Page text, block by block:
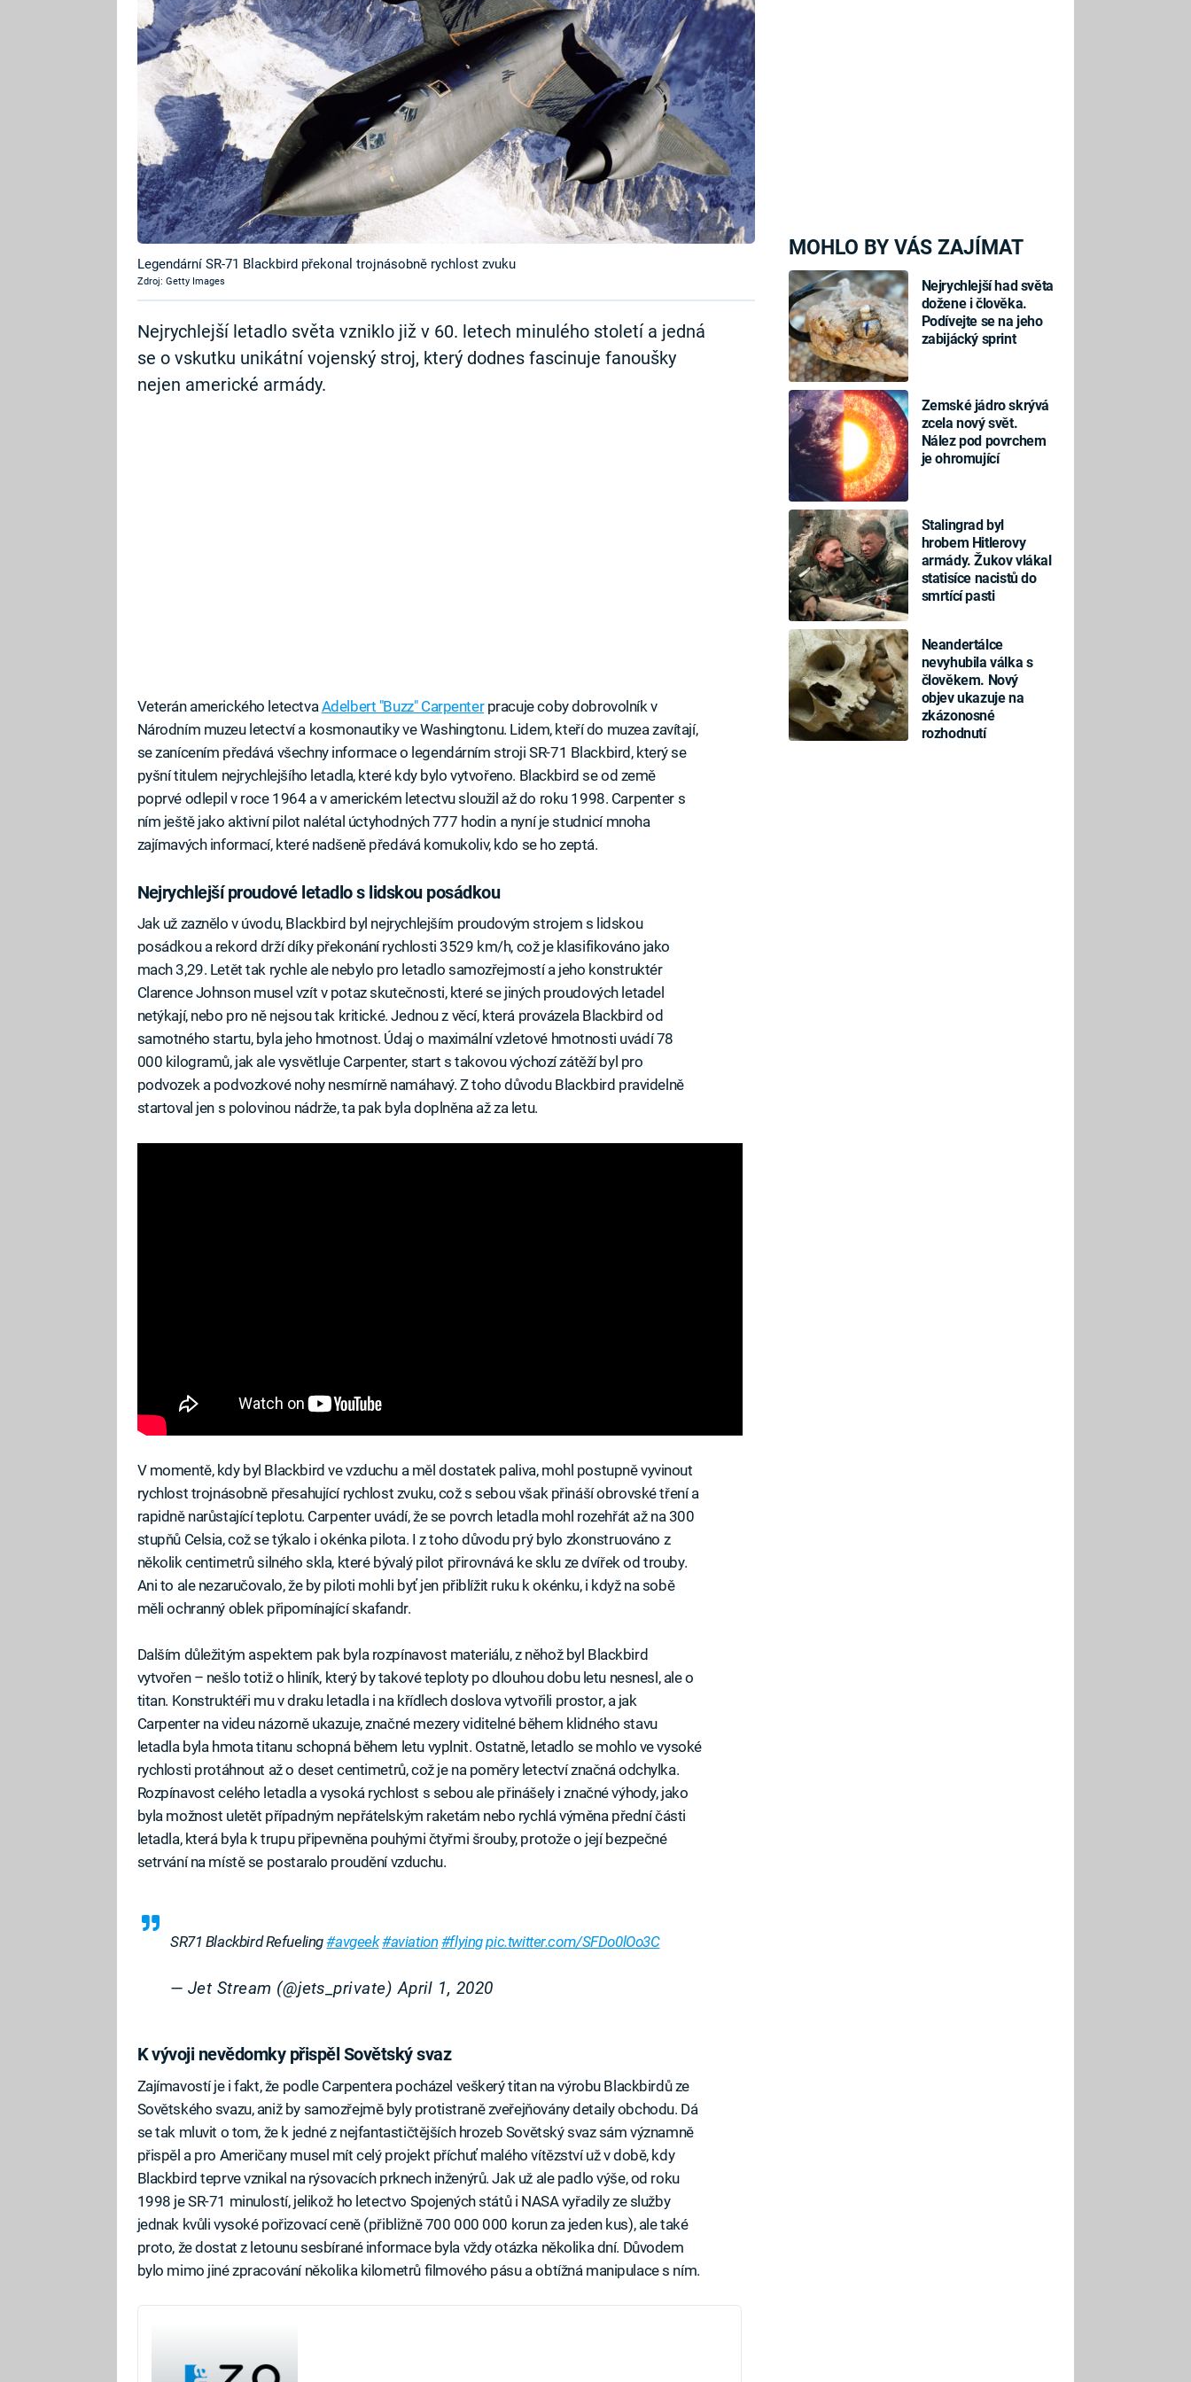
MOHLO BY VÁS ZAJÍMAT
Nejrychlejší had světa
dožene i člověka.
Podívejte se na jeho
zabijácký sprint
Zemské jádro skrývá
zcela nový svět.
Nález pod povrchem
je ohromující
Stalingrad byl
hrobem Hitlerovy
armády. Žukov vlákal
statisíce nacistů do
smrtící pasti
Neandertálce
nevyhubila válka s
člověkem. Nový
objev ukazuje na
zkázonosné
rozhodnutí
Legendární SR-71 Blackbird překonal trojnásobně rychlost zvuku
Zdroj: Getty Images
Nejrychlejší letadlo světa vzniklo již v 60. letech minulého století a jedná
se o vskutku unikátní vojenský stroj, který dodnes fascinuje fanoušky
nejen americké armády.
Veterán amerického letectva Adelbert "Buzz" Carpenterpracuje coby dobrovolník v
Národním muzeu letectví a kosmonautiky ve Washingtonu. Lidem, kteří do muzea zavítají,
se zanícením předává všechny informace o legendárním stroji SR-71 Blackbird, který se
pyšní titulem nejrychlejšího letadla, které kdy bylo vytvořeno. Blackbird se od země
poprvé odlepil v roce 1964 a v americkém letectvu sloužil až do roku 1998. Carpenter s
ním ještě jako aktivní pilot nalétal úctyhodných 777 hodin a nyní je studnicí mnoha
zajímavých informací, které nadšeně předává komukoliv, kdo se ho zeptá.
Nejrychlejší proudové letadlo s lidskou posádkou
Jak už zaznělo v úvodu, Blackbird byl nejrychlejším proudovým strojem s lidskou
posádkou a rekord drží díky překonání rychlosti 3529 km/h, což je klasifikováno jako
mach 3,29. Letět tak rychle ale nebylo pro letadlo samozřejmostí a jeho konstruktér
Clarence Johnson musel vzít v potaz skutečnosti, které se jiných proudových letadel
netýkají, nebo pro ně nejsou tak kritické. Jednou z věcí, která provázela Blackbird od
samotného startu, byla jeho hmotnost. Údaj o maximální vzletové hmotnosti uvádí 78
000 kilogramů, jak ale vysvětluje Carpenter, start s takovou výchozí zátěží byl pro
podvozek a podvozkové nohy nesmírně namáhavý. Z toho důvodu Blackbird pravidelně
startoval jen s polovinou nádrže, ta pak byla doplněna až za letu.
V momentě, kdy byl Blackbird ve vzduchu a měl dostatek paliva, mohl postupně vyvinout
rychlost trojnásobně přesahující rychlost zvuku, což s sebou však přináší obrovské tření a
rapidně narůstající teplotu. Carpenter uvádí, že se povrch letadla mohl rozehřát až na 300
stupňů Celsia, což se týkalo i okénka pilota. I z toho důvodu prý bylo zkonstruováno z
několik centimetrů silného skla, které bývalý pilot přirovnává ke sklu ze dvířek od trouby.
Ani to ale nezaručovalo, že by piloti mohli byť jen přiblížit ruku k okénku, i když na sobě
měli ochranný oblek připomínající skafandr.
Dalším důležitým aspektem pak byla rozpínavost materiálu, z něhož byl Blackbird
vytvořen – nešlo totiž o hliník, který by takové teploty po dlouhou dobu letu nesnesl, ale o
titan. Konstruktéři mu v draku letadla i na křídlech doslova vytvořili prostor, a jak
Carpenter na videu názorně ukazuje, značné mezery viditelné během klidného stavu
letadla byla hmota titanu schopná během letu vyplnit. Ostatně, letadlo se mohlo ve vysoké
rychlosti protáhnout až o deset centimetrů, což je na poměry letectví značná odchylka.
Rozpínavost celého letadla a vysoká rychlost s sebou ale přinášely i značné výhody, jako
byla možnost uletět případným nepřátelským raketám nebo rychlá výměna přední části
letadla, která byla k trupu připevněna pouhými čtyřmi šrouby, protože o její bezpečné
setrvání na místě se postaralo proudění vzduchu.
SR71 Blackbird Refueling#avgeek#aviation #flyingpic.twitter.com/SFDo0lOo3C
— Jet Stream (@jets_private)April 1, 2020
K vývoji nevědomky přispěl Sovětský svaz
Zajímavostí je i fakt, že podle Carpentera pocházel veškerý titan na výrobu Blackbirdů ze
Sovětského svazu, aniž by samozřejmě byly protistraně zveřejňovány detaily obchodu. Dá
se tak mluvit o tom, že k jedné z nejfantastičtějších hrozeb Sovětský svaz sám významně
přispěl a pro Američany musel mít celý projekt příchuť malého vítězství už v době, kdy
Blackbird teprve vznikal na rýsovacích prknech inženýrů. Jak už ale padlo výše, od roku
1998 je SR-71 minulostí, jelikož ho letectvo Spojených států i NASA vyřadily ze služby
jednak kvůli vysoké pořizovací ceně (přibližně 700 000 000 korun za jeden kus), ale také
proto, že dostat z letounu sesbírané informace byla vždy otázka několika dní. Důvodem
bylo mimo jiné zpracování několika kilometrů filmového pásu a obtížná manipulace s ním.